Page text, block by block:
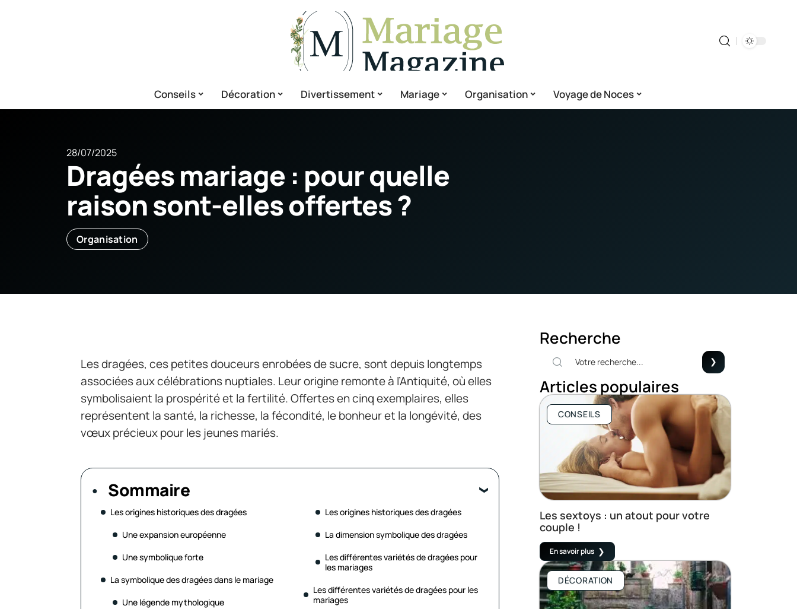
Conseils Décoration Divertissement Mariage Organisation Voyage de Noces
28/07/2025
Dragées mariage : pour quelle
raison sont-elles offertes ?
Organisation
Les dragées, ces petites douceurs enrobées de sucre, sont depuis longtemps
associées aux célébrations nuptiales. Leur origine remonte à l’Antiquité, où elles
symbolisaient la prospérité et la fertilité. Offertes en cinq exemplaires, elles
représentent la santé, la richesse, la fécondité, le bonheur et la longévité, des
vœux précieux pour les jeunes mariés.
Sommaire
Les origines historiques des dragées
Une expansion européenne
Une symbolique forte
La symbolique des dragées dans le mariage
Une légende mythologique
Les origines historiques des dragées
La dimension symbolique des dragées
Les différentes variétés de dragées pour
les mariages
Les différentes variétés de dragées pour les
mariages
Recherche
Articles populaires
CONSEILS
Les sextoys : un atout pour votre
couple !
En savoir plus
DÉCORATION